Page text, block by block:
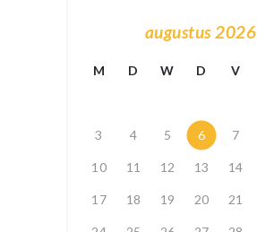
augustus 2026
M D W D V
3 4 5 6 7
10 11 12 13 14
17 18 19 20 21